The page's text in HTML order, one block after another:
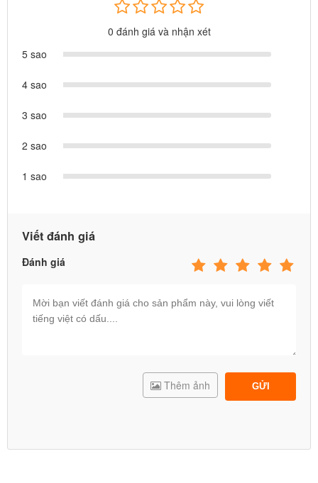
3 LÝ DO KHÁCH HÀNG TIN DÙNG ĐỒ CHƠI CHO BÉ
phân phối qua website babycuatoi.vn là đồ chơi được
nhập khẩu theo tiêu chuẩn xuất khẩu châu Âu, nhựa
đã được chứng nhận hợp quy. Các TCCL được đăng
tải đầy đủ trên website của công ty và giá bán đã bao
phẩm: Có thể bạn tìm thấy ở 1 nơi nào đó sản phẩm
0 đánh giá và nhận xét
5 sao
4 sao
3 sao
2 sao
1 sao
Viết đánh giá
Đánh giá
GỬI
Thêm ảnh